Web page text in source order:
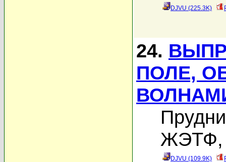
DJVU (225.3K)
24.
ПОЛЕ,
ЖЭТФ,
DJVU (109.9K)